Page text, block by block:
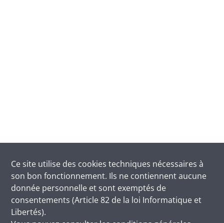
Ce site utilise des cookies techniques nécessaires à
son bon fonctionnement. Ils ne contiennent aucune
donnée personnelle et sont exemptés de
consentements (Article 82 de la loi Informatique et
Libertés).